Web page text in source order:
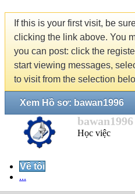
If this is your first visit, be
clicking the link above. You
you can post: click the
start viewing messages,
to visit from the selection
Xem Hồ sơ: bawan1996
bawan1996
Học việc
Về tôi
...